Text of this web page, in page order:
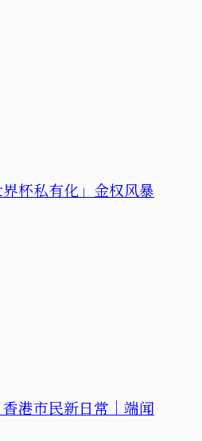
杯私有化」金权风暴
香港市民新日常｜端闻